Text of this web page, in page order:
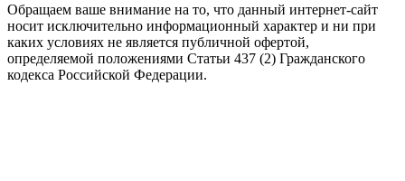
Обращаем ваше внимание на то, что данный интернет-сайт
носит исключительно информационный характер и ни при
каких условиях не является публичной офертой,
определяемой положениями Статьи 437 (2) Гражданского
кодекса Российской Федерации.